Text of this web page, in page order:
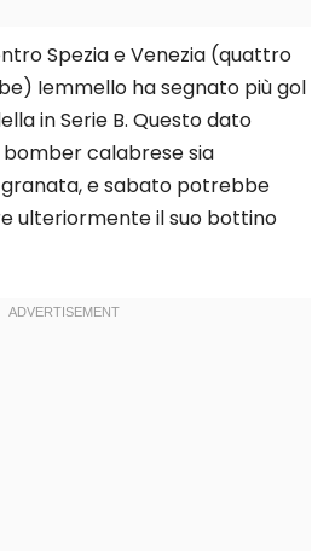
Spezia e Venezia (quattro
Iemmello ha segnato più gol
in Serie B. Questo dato
calabrese sia
e sabato potrebbe
ulteriormente il suo bottino